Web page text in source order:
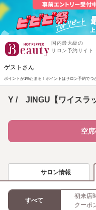
国内最大級の
サロン予約サイト
ゲストさん
ポイントが1%たまる！ ポイントはサロン予約でつ
Y / JINGU【ワイスラ
空
サロン情報
すべて
初来店
クーポ